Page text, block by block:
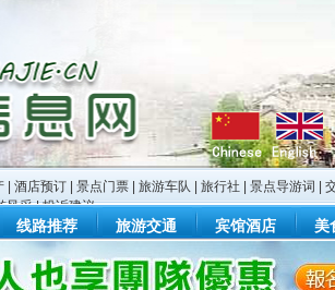
酒店预订 景点门票 旅游车队 旅行社 景点导游词
风采|投诉建议
线路推荐 旅游交通 宾馆酒店 美